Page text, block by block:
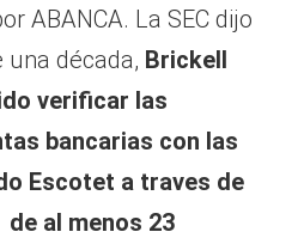
ABANCA. La SEC dijo
década, Brickell
verificar las
bancarias con las
Escotet a traves de
al menos 23